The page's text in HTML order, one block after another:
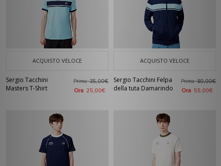
ACQUISTO VELOCE
Sergio Tacchini
Masters T-Shirt
Prima35,00€
Ora 25,00€
ACQUISTO VELOCE
Sergio Tacchini Felpa
della tuta Damarindo
Prima80,00€
Ora 55,00€